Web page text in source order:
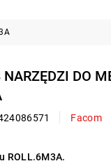
DO
Facom
ROLL.6M3A.